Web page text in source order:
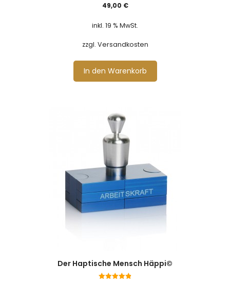
5
49,00 €
inkl. 19 % MwSt.
zzgl. Versandkosten
In den Warenkorb
Der Haptische Mensch Häppi©